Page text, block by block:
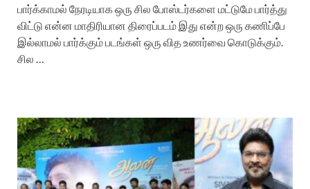
பார்க்காமல் நேரடியாக ஒரு சில போஸ்டர்களை மட்டுமே பார்த்து
விட்டு என்ன மாதிரியான திரைப்படம் இது என்ற ஒரு கணிப்பே
இல்லாமல் பார்க்கும் படங்கள் ஒரு வித உணர்வை கொடுக்கும்.
சில …